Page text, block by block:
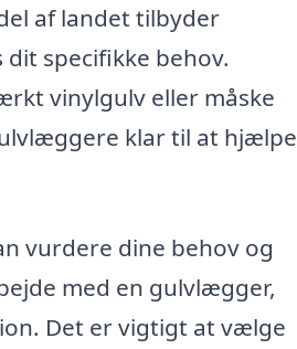
af landet tilbyder
specifikke behov.
vinylgulv eller måske
klar til at hjælpe
vurdere dine behov og
med en gulvlægger,
Det er vigtigt at vælge